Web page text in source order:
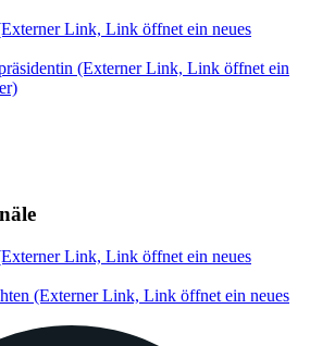
Link, Link öffnet ein neues
(Externer Link, Link öffnet ein
Link, Link öffnet ein neues
(Externer Link, Link öffnet ein neues